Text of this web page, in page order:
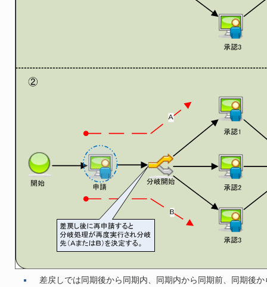
差戻しでは同期後から同期内、同期内から同期前、同期後